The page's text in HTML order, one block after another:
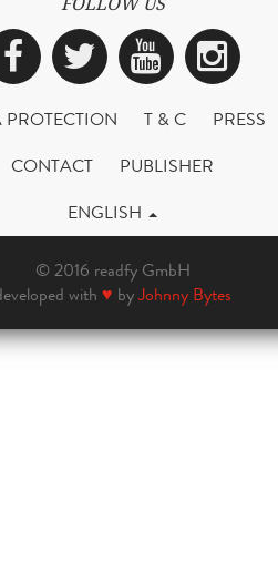
Facebook
Twitter
PROTECTION T & C
PRESS
CONTACT
PUBLISHER
ENGLISH
© 2016 readfy GmbH
with ♥ byJohnny Bytes